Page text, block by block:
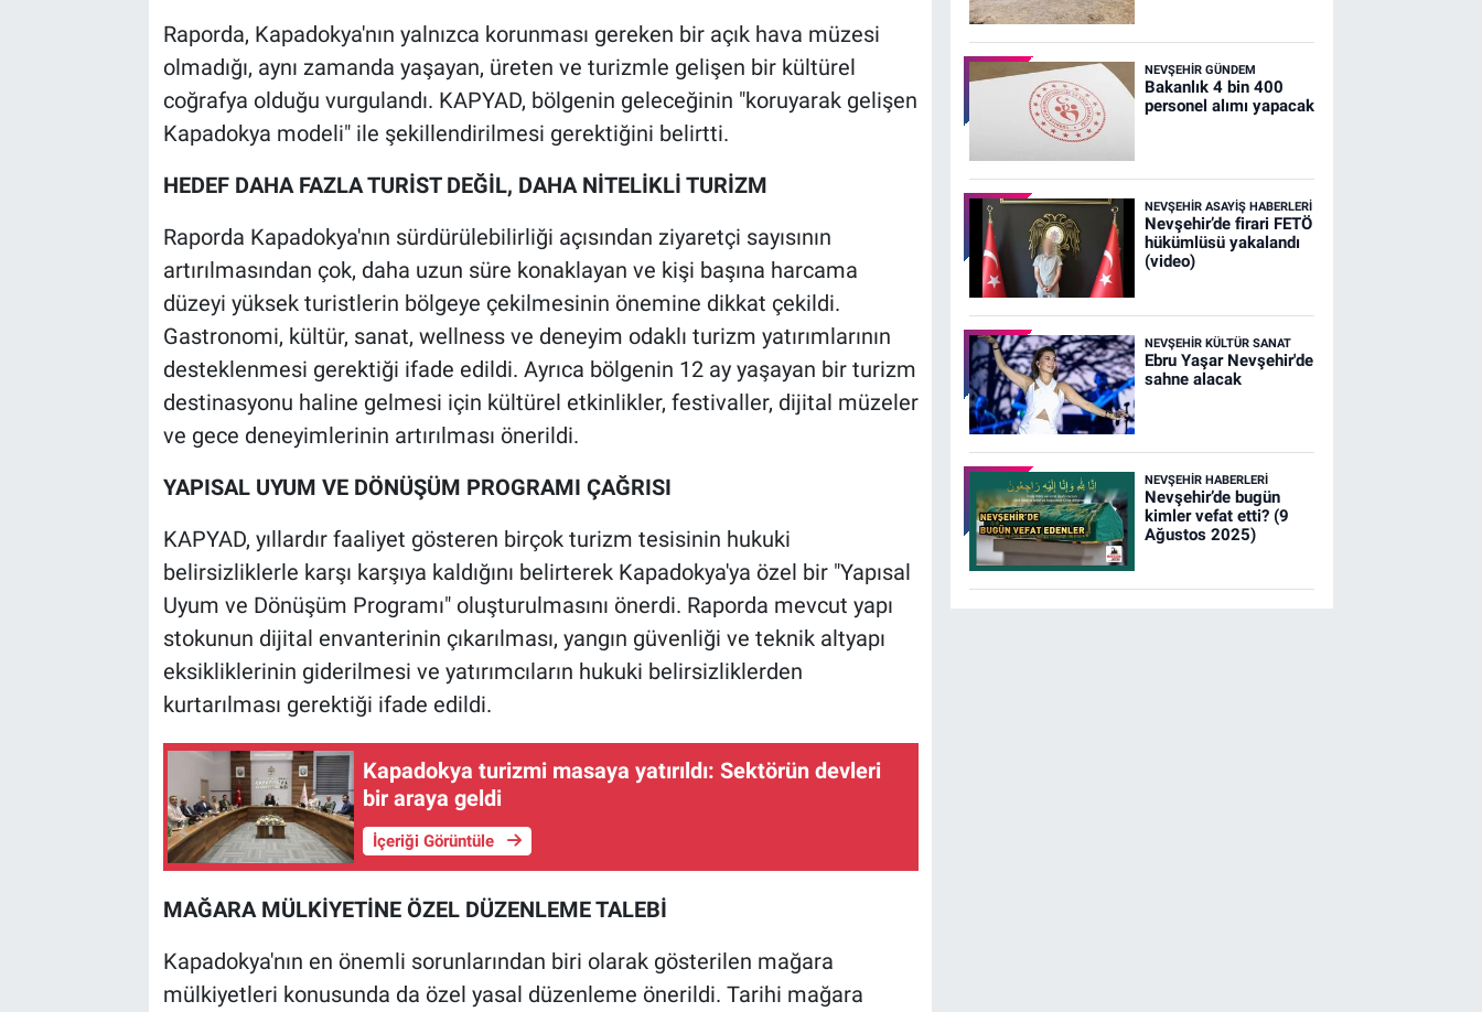
Raporda, Kapadokya'nın yalnızca korunması gereken bir açık hava müzesi
olmadığı, aynı zamanda yaşayan, üreten ve turizmle gelişen bir kültürel
coğrafya olduğu vurgulandı. KAPYAD, bölgenin geleceğinin "koruyarak gelişen
Kapadokya modeli" ile şekillendirilmesi gerektiğini belirtti.
HEDEF DAHA FAZLA TURİST DEĞİL, DAHA NİTELİKLİ TURİZM
Raporda Kapadokya'nın sürdürülebilirliği açısından ziyaretçi sayısının
artırılmasından çok, daha uzun süre konaklayan ve kişi başına harcama
düzeyi yüksek turistlerin bölgeye çekilmesinin önemine dikkat çekildi.
Gastronomi, kültür, sanat, wellness ve deneyim odaklı turizm yatırımlarının
desteklenmesi gerektiği ifade edildi. Ayrıca bölgenin 12 ay yaşayan bir turizm
destinasyonu haline gelmesi için kültürel etkinlikler, festivaller, dijital müzeler
ve gece deneyimlerinin artırılması önerildi.
YAPISAL UYUM VE DÖNÜŞÜM PROGRAMI ÇAĞRISI
KAPYAD, yıllardır faaliyet gösteren birçok turizm tesisinin hukuki
belirsizliklerle karşı karşıya kaldığını belirterek Kapadokya'ya özel bir "Yapısal
Uyum ve Dönüşüm Programı" oluşturulmasını önerdi. Raporda mevcut yapı
stokunun dijital envanterinin çıkarılması, yangın güvenliği ve teknik altyapı
eksikliklerinin giderilmesi ve yatırımcıların hukuki belirsizliklerden
kurtarılması gerektiği ifade edildi.
Kapadokya turizmi masaya yatırıldı: Sektörün devleri
bir araya geldi
İçeriği Görüntüle
MAĞARA MÜLKİYETİNE ÖZEL DÜZENLEME TALEBİ
Kapadokya'nın en önemli sorunlarından biri olarak gösterilen mağara
mülkiyetleri konusunda da özel yasal düzenleme önerildi. Tarihi mağara
NEVŞEHIR GÜNDEM
Bakanlık 4 bin 400
personel alımı yapacak
NEVŞEHIR ASAYIŞ HABERLERI
Nevşehir’de firari FETÖ
hükümlüsü yakalandı
(video)
NEVŞEHIR KÜLTÜR SANAT
Ebru Yaşar Nevşehir'de
sahne alacak
NEVŞEHIR HABERLERI
Nevşehir’de bugün
kimler vefat etti? (9
Ağustos 2025)